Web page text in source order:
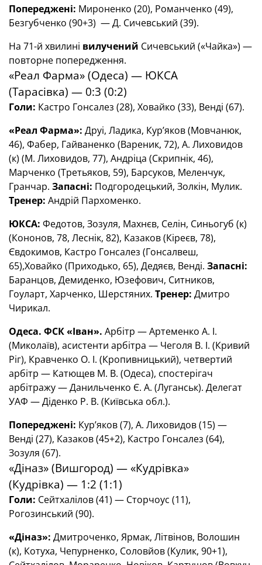
Попереджені: Мироненко (20), Романченко (49),
Безгубченко (90+3) — Д. Сичевський (39).
На 71-й хвилині вилучений Сичевський («Чайка») —
повторне попередження.
«Реал Фарма» (Одеса) — ЮКСА
(Тарасівка) — 0:3 (0:2)
Голи: Кастро Гонсалез (28), Ховайко (33), Венді (67).
«Реал Фарма»: Друі, Ладика, Кур’яков (Мовчанюк,
46), Фабер, Гайваненко (Вареник, 72), А. Лиховидов
(к) (М. Лиховидов, 77), Андріца (Скрипнік, 46),
Марченко (Третьяков, 59), Барсуков, Меленчук,
Гранчар. Запасні: Подгородецький, Золкін, Мулик.
Тренер: Андрій Пархоменко.
ЮКСА: Федотов, Зозуля, Махнєв, Селін, Синьогуб (к)
(Кононов, 78, Леснік, 82), Казаков (Кіреєв, 78),
Євдокимов, Кастро Гонсалез (Гонсалвеш,
65),Ховайко (Приходько, 65), Дедяєв, Венді. Запасні:
Баранцов, Демиденко, Юзефович, Ситников,
Гоуларт, Харченко, Шерстяних. Тренер: Дмитро
Чирикал.
Одеса. ФСК «Іван». Арбітр — Артеменко А. І.
(Миколаїв), асистенти арбітра — Чеголя В. І. (Кривий
Ріг), Кравченко О. І. (Кропивницький), четвертий
арбітр — Катющев М. В. (Одеса), спостерігач
арбітражу — Данильченко Є. А. (Луганськ). Делегат
УАФ — Діденко Р. В. (Київська обл.).
Попереджені: Кур’яков (7), А. Лиховидов (15) —
Венді (27), Казаков (45+2), Кастро Гонсалез (64),
Зозуля (67).
«Діназ» (Вишгород) — «Кудрівка»
(Кудрівка) — 1:2 (1:1)
Голи: Сейтхалілов (41) — Сторчоус (11),
Рогозинський (90).
«Діназ»: Дмитроченко, Ярмак, Літвінов, Волошин
(к), Котуха, Чепурненко, Соловйов (Кулик, 90+1),